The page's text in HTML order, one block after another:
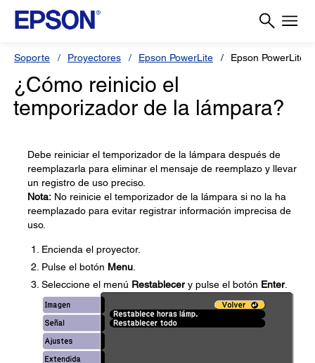
Soporte Proyectores Epson PowerLite Epson PowerLite
¿Cómo reinicio el
temporizador de la lámpara?
Debe reiniciar el temporizador de la lámpara después de
reemplazarla para eliminar el mensaje de reemplazo y llevar
un registro de uso preciso.
Nota: No reinicie el temporizador de la lámpara si no la ha
reemplazado para evitar registrar información imprecisa de
uso.
Encienda el proyector.
Pulse el botón Menu
Seleccione el menú Restablecery pulse el botón Enter.